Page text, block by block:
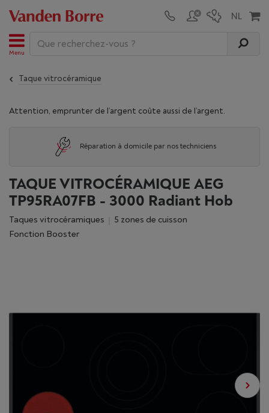
Menu
Taque vitrocéramique
Attention, emprunter de l’argent coûte aussi de l’argent.
Réparation à domicile par nos techniciens
TAQUE VITROCÉRAMIQUE AEG
TP95RA07FB - 3000 Radiant Hob
Taques vitrocéramiques
5 zones de cuisson
Fonction Booster